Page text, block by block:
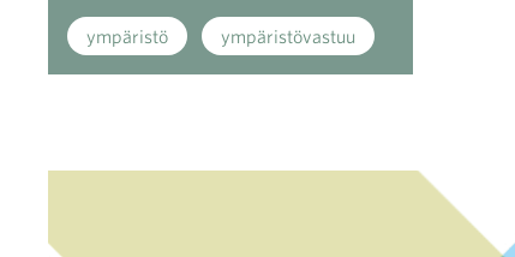
ympäristö ympäristövastuu